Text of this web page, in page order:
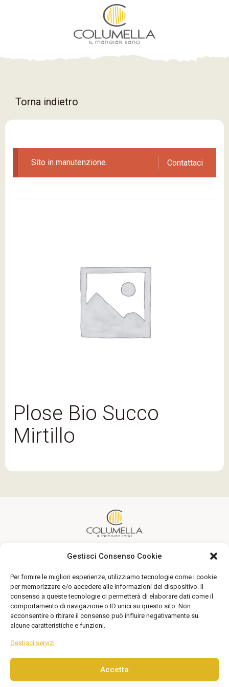
Gestisci Consenso Cookie
Per fornire le migliori esperienze, utilizziamo tecnologie come i cookie
per memorizzare e/o accedere alle informazioni del dispositivo. Il
consenso a queste tecnologie ci permetterà di elaborare dati come il
comportamento di navigazione o ID unici su questo sito. Non
acconsentire o ritirare il consenso può influire negativamente su
alcune caratteristiche e funzioni.
Gestisci servizi
Accetta
Torna indietro
Contattaci
Sito in manutenzione.
Plose Bio Succo
Mirtillo
Un’alimentazione sana alla portata di tutti
Seguici